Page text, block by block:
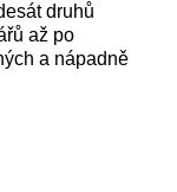
druhů
až po
a nápadně